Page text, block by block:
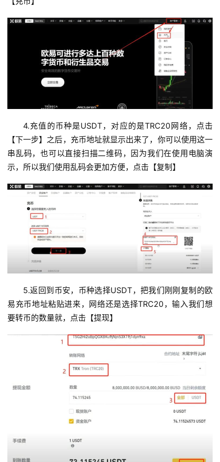
4.充值的币种是USDT，对应的是TRC20网络，点击
【下一步】之后，充币地址就显示出来了，你可以使用这一
串乱码，也可以直接扫描二维码，因为我们在使用电脑演
示，所以我们使用乱码会更加方便，点击【复制】
5.返回到币安，币种选择USDT，把我们刚刚复制的欧
易充币地址粘贴进来，网络还是选择TRC20，输入我们想
要转币的数量就，点击【提现】